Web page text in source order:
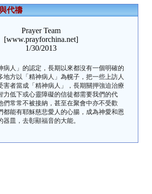
代禱
Prayer Team
[www.prayforchina.net]
1/30/2013
病人」的認定，長期以來都沒有一個明確的
地方以「精神病人」為幌子，把一些上訪人
害者當成「精神病人」，長期關押強迫治療
力低下或心靈障礙的信徒都需要我們的代
們常常不被接納，甚至在聚會中亦不受歡
都能有耶穌慈悲愛人的心腸，成為神愛和恩
皿，去彰顯福音的大能。